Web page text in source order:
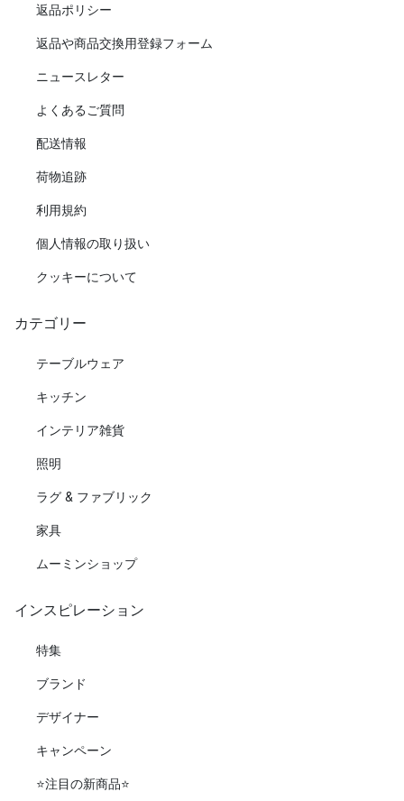
返品ポリシー
返品や商品交換用登録フォーム
ニュースレター
よくあるご質問
配送情報
荷物追跡
利用規約
個人情報の取り扱い
クッキーについて
カテゴリー
テーブルウェア
キッチン
インテリア雑貨
照明
ラグ & ファブリック
家具
ムーミンショップ
インスピレーション
特集
ブランド
デザイナー
キャンペーン
⭐️注目の新商品⭐️